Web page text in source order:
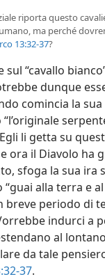
riporta questo
ma perché
13:32-37?
sul “cavallo
dunque
comincia la sua
li getta su
ora il Diavolo ha
sfoga la sua ira
alla terra e
breve periodo di
indurci a
al
da tale
37.